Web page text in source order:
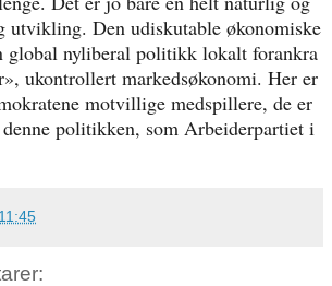
utvikling. Den udiskutable økonomiske
global nyliberal politikk lokalt forankra
ukontrollert markedsøkonomi. Her er
motvillige medspillere, de er
politikken, som Arbeiderpartiet i
11:45